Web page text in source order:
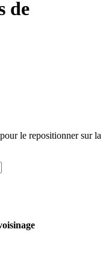
de
le repositionner sur la